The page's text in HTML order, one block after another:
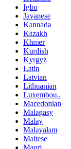
Igbo
Javanese
Kannada
Kazakh
Khmer
Kurdish
Kyrgyz
Latin
Latvian
Lithuanian
Luxembou..
Macedonian
Malagasy
Malay
Malayalam
Maltese